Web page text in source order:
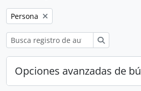
Remove filter:
Persona
Opciones avanzadas de